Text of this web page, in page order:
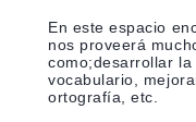
En este espacio
nos proveerá
como;desarrollar
vocabulario,
ortografía, etc.